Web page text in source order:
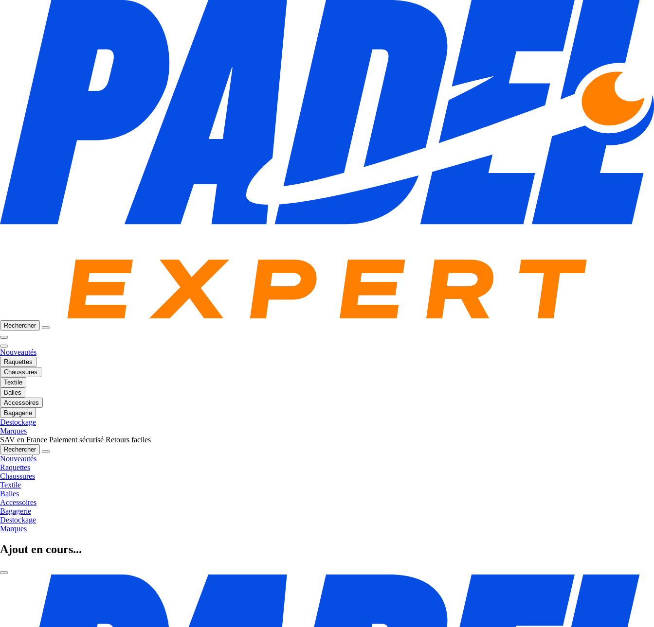
Rechercher
Nouveautés
Raquettes
Chaussures
Textile
Balles
Accessoires
Bagagerie
Destockage
Marques
SAV en France Paiement sécurisé Retours faciles
Rechercher
Nouveautés
Raquettes
Chaussures
Textile
Balles
Accessoires
Bagagerie
Destockage
Marques
Ajout en cours...